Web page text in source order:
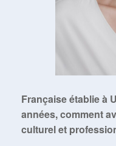
Française établie à
années, comment
culturel et